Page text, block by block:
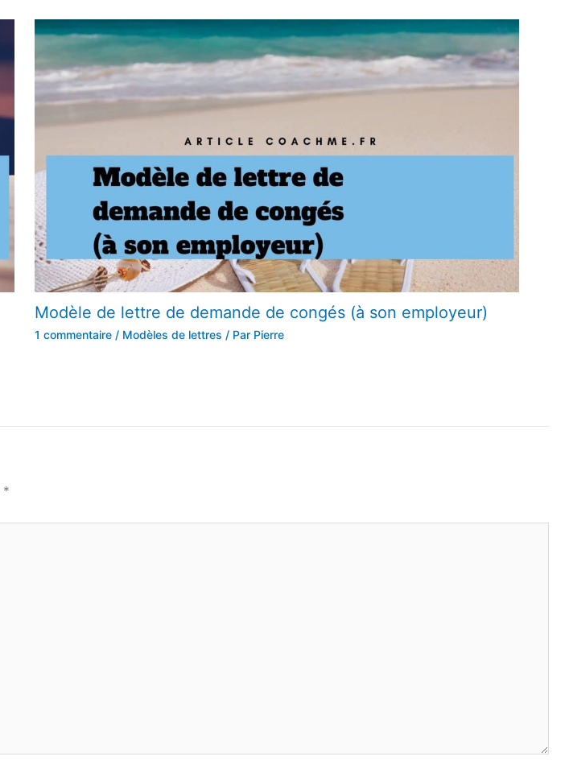
Modèle de lettre de demande de congés (à son employeur)
1 commentaire / Modèles de lettres / Par Pierre
*